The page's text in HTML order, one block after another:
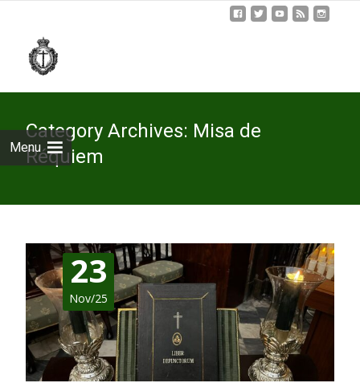
Menu
Category Archives: Misa de
Réquiem
23
Nov/25